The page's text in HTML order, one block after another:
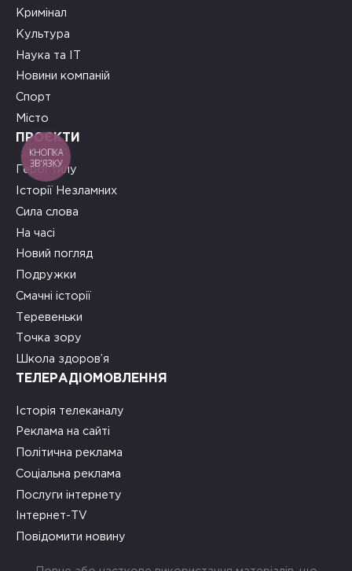
Кримінал
Культура
Наука та ІТ
Новини компаній
Спорт
Місто
ПРОЄКТИ
Герої тилу
Історії Незламних
Сила слова
На часі
Новий погляд
Подружки
Смачні історії
Теревеньки
Точка зору
Школа здоров’я
ТЕЛЕРАДІОМОВЛЕННЯ
Історія телеканалу
Реклама на сайті
Політична реклама
Соціальна реклама
Послуги інтернету
Інтернет-TV
Повідомити новину
КНОПКА
ЗВ'ЯЗКУ